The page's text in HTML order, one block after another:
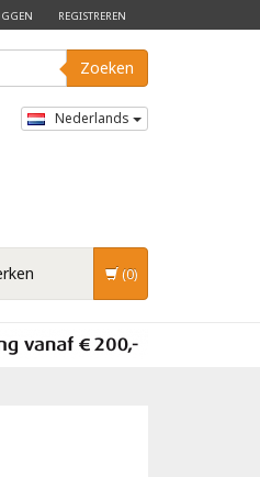
REGISTREREN
Zoeken
Nederlands
(0)